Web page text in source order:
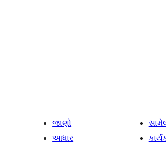
જાણો
આધાર